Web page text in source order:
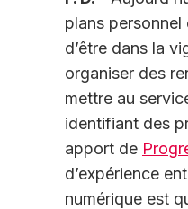
plans
d’être dans la
organiser des
mettre au
identifiant des
apport de
d’expérience
numérique est